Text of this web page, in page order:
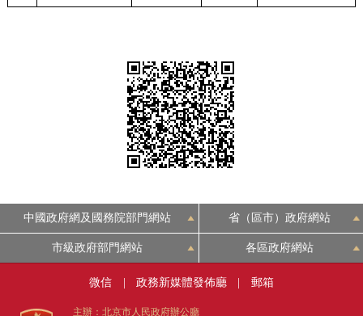
中國政府網及國務院部門網站 省（區市）政府網站
市級政府部門網站 各區政府網站
微信 政務新媒體發佈廳 郵箱
主辦：北京市人民政府辦公廳